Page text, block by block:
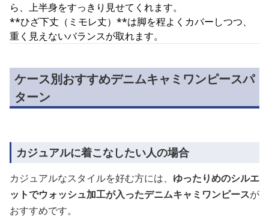
ら、上半身をすっきり見せてくれます。
**ひざ下丈（ミモレ丈）**は脚を程よくカバーしつつ、
重く見えないバランスが取れます。
ケース別おすすめデニムキャミワンピースパ
ターン
カジュアルに着こなしたい人の場合
カジュアルなスタイルを好む方には、 ゆったりめのシルエ
ットでウォッシュ加工が入ったデニムキャミワンピースが
おすすめです。